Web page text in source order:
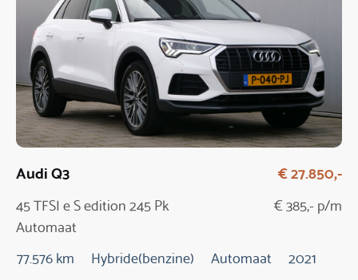
Audi Q3
45 TFSI e S edition 245 Pk
Automaat
€ 27.850,-
€ 385,- p/m
77.576 km Hybride(benzine) Automaat 2021